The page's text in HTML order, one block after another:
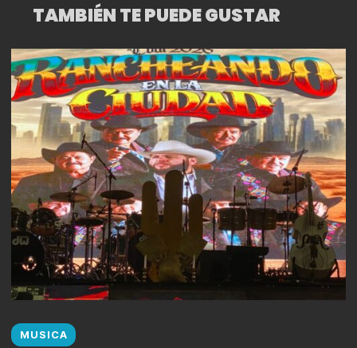
TAMBIÉN TE PUEDE GUSTAR
MUSICA